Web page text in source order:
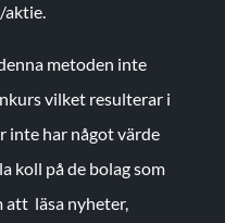
aktie.
metoden inte
vilket resulterar i
inte har något värde
koll på de bolag som
att läsa nyheter,